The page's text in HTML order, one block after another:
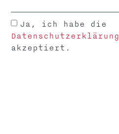
Ja, ich habe die
Datenschutzerklärung
akzeptiert.